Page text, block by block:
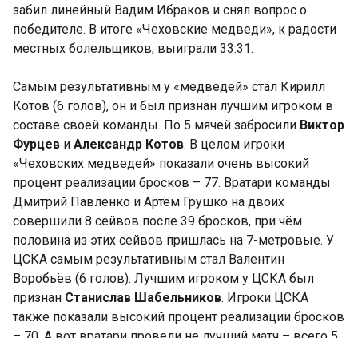
забил линейный Вадим Ибраков и снял вопрос о
победителе. В итоге «Чеховские медведи», к радости
местных болельщиков, выиграли 33:31.
Самым результативным у «медведей» стал Кирилл
Котов (6 голов), он и был признан лучшим игроком в
составе своей команды. По 5 мячей забросили Виктор
Фурцев и Александр Котов. В целом игроки
«Чеховских медведей» показали очень высокий
процент реализации бросков – 77. Вратари команды
Дмитрий Павленко и Артём Грушко на двоих
совершили 8 сейвов после 39 бросков, при чём
половина из этих сейвов пришлась на 7-метровые. У
ЦСКА самым результативным стал Валентин
Воробьёв (6 голов). Лучшим игроком у ЦСКА был
признан Станислав Шабельников. Игроки ЦСКА
также показали высокий процент реализации бросков